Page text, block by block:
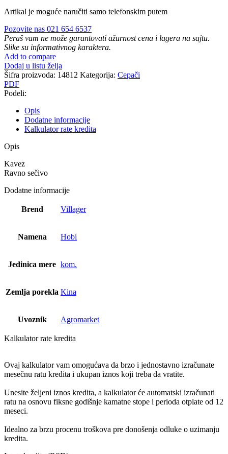
Artikal je moguće naručiti samo telefonskim putem
Pozovite nas 021 654 6537
Peraš vam ne može garantovati ažurnost cena i lagera na sajtu.
Slike su informativnog karaktera.
Add to compare
Dodaj u listu želja
Šifra proizvoda: 14812 Kategorija: Cepači
PDF
Podeli:
Opis
Dodatne informacije
Kalkulator rate kredita
Opis
Kavez
Ravno sečivo
Dodatne informacije
Brend Villager
Namena Hobi
Jedinica mere kom.
Zemlja porekla Kina
Uvoznik Agromarket
Kalkulator rate kredita
Ovaj kalkulator vam omogućava da brzo i jednostavno izračunate
mesečnu ratu kredita i ukupan iznos koji treba da vratite.
Unesite željeni iznos kredita, a kalkulator će automatski izračunati
ratu na osnovu fiksne godišnje kamatne stope i perioda otplate od 12
meseci.
Idealno za brzu procenu troškova pre donošenja odluke o uzimanju
kredita.